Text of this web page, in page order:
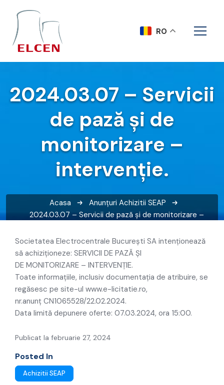
2024.03.07 – Servicii
de pază și de
monitorizare –
intervenție.
Acasa Anunțuri Achizitii SEAP
2024.03.07 – Servicii de pază și de monitorizare –
Societatea Electrocentrale București SA intenționează
să achiziționeze: SERVICII DE PAZĂ ȘI
DE MONITORIZARE – INTERVENȚIE.
Toate informațiile, inclusiv documentația de atribuire, se
regăsesc pe site-ul www.e-licitatie.ro,
nr.anunț CN1065528/22.02.2024.
Data limită depunere oferte: 07.03.2024, ora 15:00.
Publicat la februarie 27, 2024
Posted In
Achizitii SEAP
RO